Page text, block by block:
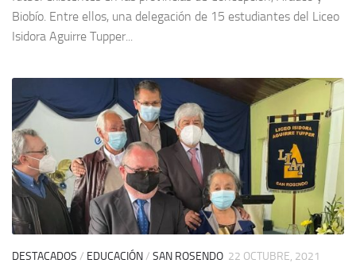
Biobío. Entre ellos, una delegación de 15 estudiantes del Liceo
Isidora Aguirre Tupper...
DESTACADOS / EDUCACIÓN/ SAN ROSENDO 22 OCTUBRE, 2021